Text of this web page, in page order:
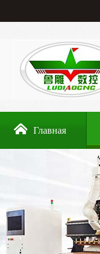
Главная